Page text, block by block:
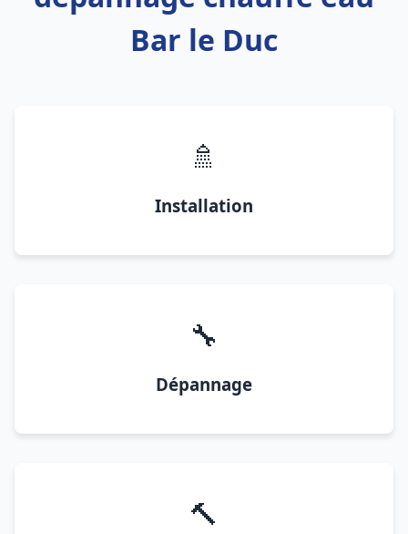
Bar le Duc
🚿
Installation
🔧
Dépannage
🔨